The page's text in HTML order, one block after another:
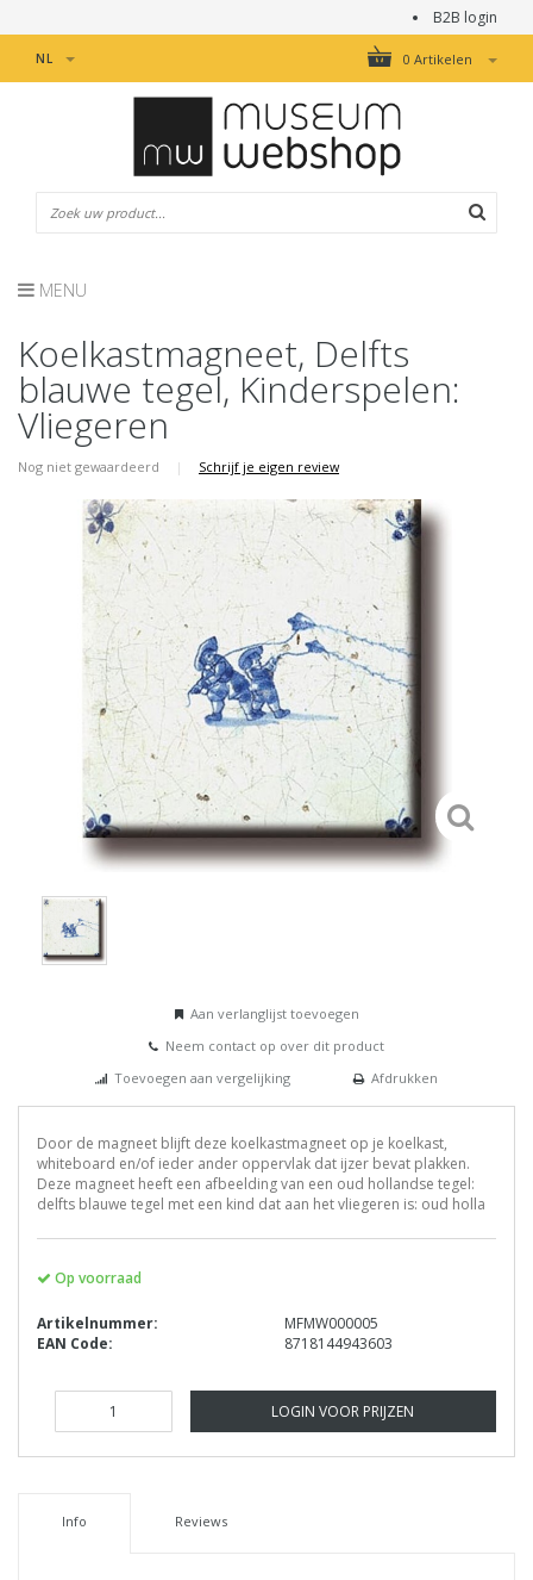
B2B login
0 Artikelen
NL
MENU
Koelkastmagneet, Delfts
blauwe tegel, Kinderspelen:
Vliegeren
Nog niet gewaardeerd | Schrijf je eigen review
Aan verlanglijst toevoegen
Neem contact op over dit product
Toevoegen aan vergelijking
Afdrukken
Door de magneet blijft deze koelkastmagneet op je koelkast,
whiteboard en/of ieder ander oppervlak dat ijzer bevat plakken.
Deze magneet heeft een afbeelding van een oud hollandse tegel:
delfts blauwe tegel met een kind dat aan het vliegeren is: oud holla
Op voorraad
Artikelnummer:
MFMW000005
EAN Code:
8718144943603
LOGIN VOOR PRIJZEN
Info Reviews